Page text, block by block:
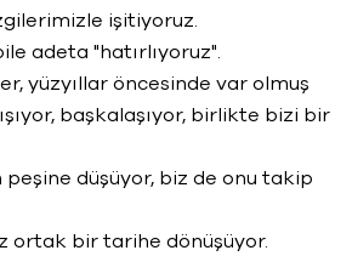
işitiyoruz.
adeta "hatırlıyoruz".
yüzyıllar öncesinde var olmuş
başkalaşıyor, birlikte bizi bir
peşine düşüyor, biz de onu takip
ortak bir tarihe dönüşüyor.